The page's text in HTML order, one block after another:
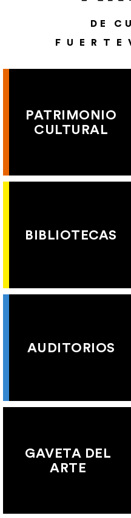
DE
PATRIMONIO
CULTURAL
BIBLIOTECAS
AUDITORIOS
GAVETA DEL
ARTE